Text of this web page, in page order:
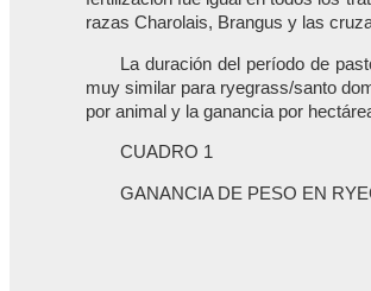
razas Charolais, Brangus y las
La duración del período de
muy similar para ryegrass/santo
por animal y la ganancia por
CUADRO 1
GANANCIA DE PESO EN